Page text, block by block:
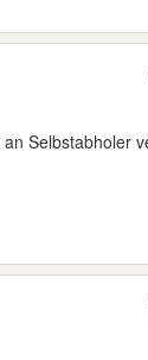
Selbstabholer